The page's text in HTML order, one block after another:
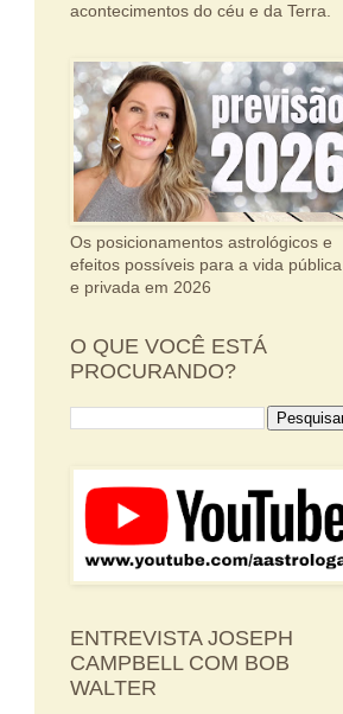
acontecimentos do céu e da Terra.
Os posicionamentos astrológicos e
efeitos possíveis para a vida pública
e privada em 2026
O QUE VOCÊ ESTÁ
PROCURANDO?
ENTREVISTA JOSEPH
CAMPBELL COM BOB
WALTER